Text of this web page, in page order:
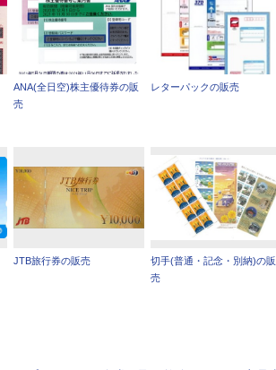
ANA(全日空)株主優待券の販
売
レターパックの販売
JTB旅行券の販売
切手(普通・記念・別納)の販
売